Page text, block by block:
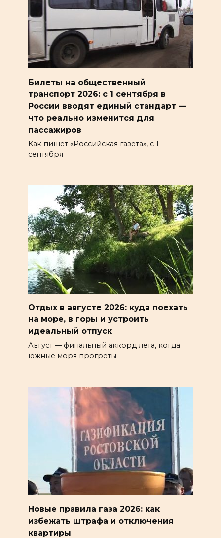
Билеты на общественный
транспорт 2026: с 1 сентября в
России вводят единый стандарт —
что реально изменится для
пассажиров
Как пишет «Российская газета», с 1
сентября
Отдых в августе 2026: куда поехать
на море, в горы и устроить
идеальный отпуск
Август — финальный аккорд лета, когда
южные моря прогреты
Новые правила газа 2026: как
избежать штрафа и отключения
квартиры